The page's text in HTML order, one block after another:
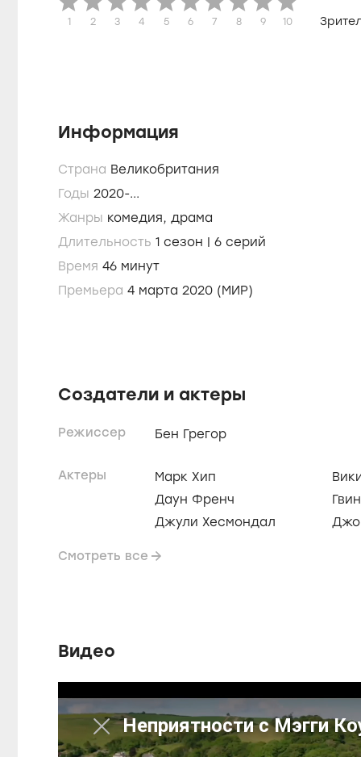
1 2 3 4 5 6 7 8 9 10
Информация
Страна Великобритания
Годы 2020-...
Жанры комедия, драма
Длительность
1 сезон | 6 серий
Время
46 минут
Премьера 4 марта 2020 (МИР)
Создатели и актеры
Режиссер Бен Грегор
Актеры
Марк Хип
Даун Френч
Джули Хесмондал
Джо
Смотреть все
Видео